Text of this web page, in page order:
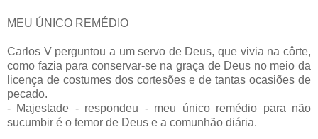
MEU ÚNICO REMÉDIO
Carlos V perguntou a um servo de Deus, que vivia na côrte,
como fazia para conservar-se na graça de Deus no meio da
licença de costumes dos cortesões e de tantas ocasiões de
pecado.
- Majestade - respondeu - meu único remédio para não
sucumbir é o temor de Deus e a comunhão diária.